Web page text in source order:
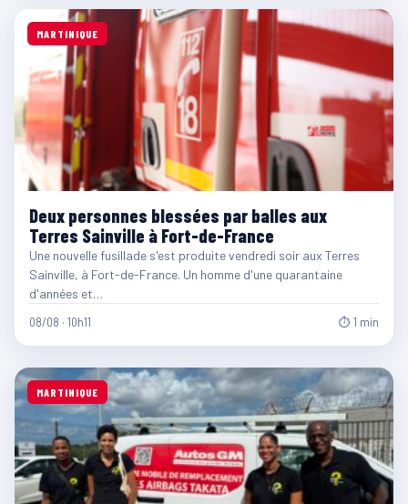
MARTINIQUE
Deux personnes blessées par balles aux
Terres Sainville à Fort-de-France
Une nouvelle fusillade s'est produite vendredi soir aux Terres
Sainville, à Fort-de-France. Un homme d'une quarantaine
d'années et…
08/08 · 10h11 ⏱ 1 min
MARTINIQUE